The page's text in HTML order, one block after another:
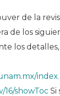
de la
de los
los detalles,
16/showToc Si